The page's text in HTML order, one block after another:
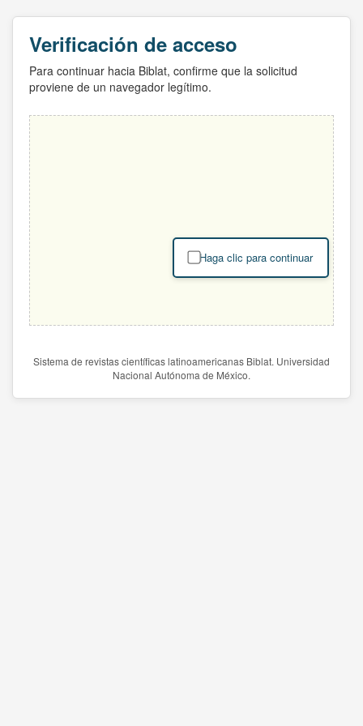
Verificación de acceso
Para continuar hacia Biblat, confirme que la solicitud
proviene de un navegador legítimo.
Haga clic para continuar
Sistema de revistas científicas latinoamericanas Biblat. Universidad
Nacional Autónoma de México.